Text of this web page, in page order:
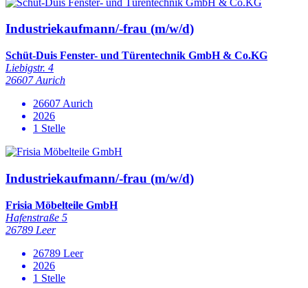
Industriekaufmann/-frau (m/w/d)
Schüt-Duis Fenster- und Türentechnik GmbH & Co.KG
Liebigstr. 4
26607 Aurich
26607 Aurich
2026
1 Stelle
Industriekaufmann/-frau (m/w/d)
Frisia Möbelteile GmbH
Hafenstraße 5
26789 Leer
26789 Leer
2026
1 Stelle